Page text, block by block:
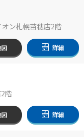
ン札幌苗穂店2階
詳細
階
詳細